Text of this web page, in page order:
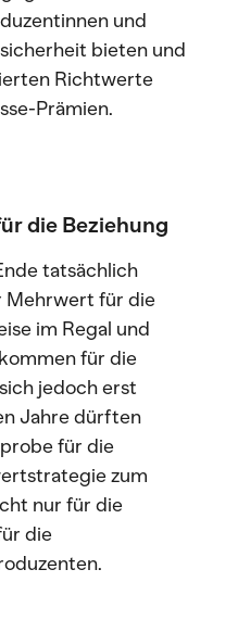
und
bieten und
Richtwerte
Prämien.
die Beziehung
tatsächlich
Mehrwert für die
im Regal und
für die
jedoch erst
Jahre dürften
für die
zum
nur für die
die